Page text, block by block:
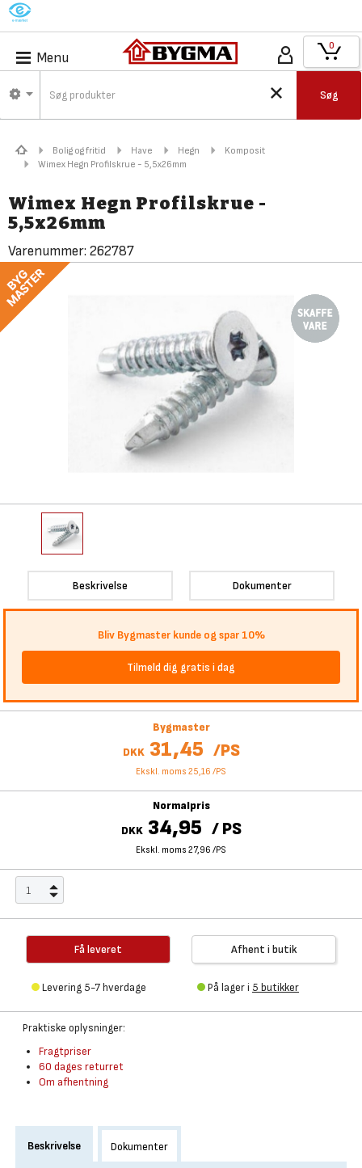
M
Menu
Søg
0
Bolig og fritid Have Hegn
Komposit
Wimex Hegn Profilskrue - 5,5x26mm
Wimex Hegn Profilskrue -
5,5x26mm
Varenummer: 262787
Beskrivelse Dokumenter
Bliv Bygmaster kunde og spar 10%
Tilmeld dig gratis i dag
Bygmaster
DKK 31,45 /PS
Ekskl. moms 25,16 /PS
Normalpris
DKK 34,95 / PS
Ekskl. moms 27,96 /PS
Få leveret
Levering 5-7 hverdage
Afhent i butik
På lager i 5 butikker
Praktiske oplysninger:
Fragtpriser
60 dages returret
Om afhentning
Beskrivelse Dokumenter